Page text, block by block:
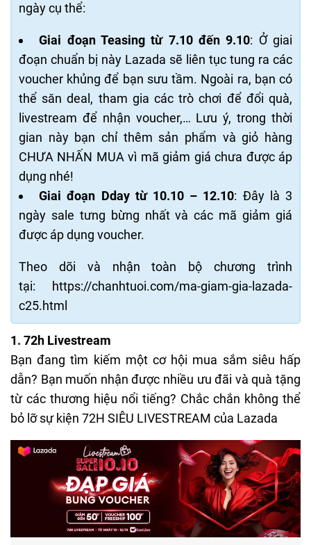
ngày cụ thể:
Giai đoạn Teasing từ 7.10 đến 9.10: Ở giai
đoạn chuẩn bị này Lazada sẽ liên tục tung ra các
voucher khủng để bạn sưu tầm. Ngoài ra, bạn có
thể săn deal, tham gia các trò chơi để đổi quà,
livestream để nhận voucher,… Lưu ý, trong thời
gian này bạn chỉ thêm sản phẩm và giỏ hàng
CHƯA NHẤN MUA vì mã giảm giá chưa được áp
dụng nhé!
Giai đoạn Dday từ 10.10 – 12.10: Đây là 3
ngày sale tưng bừng nhất và các mã giảm giá
được áp dụng voucher.
Theo dõi và nhận toàn bộ chương trình
tại: https://chanhtuoi.com/ma-giam-gia-lazada-
c25.html
1. 72h Livestream
Bạn đang tìm kiếm một cơ hội mua sắm siêu hấp
dẫn? Bạn muốn nhận được nhiều ưu đãi và quà tặng
từ các thương hiệu nổi tiếng? Chắc chắn không thể
bỏ lỡ sự kiện 72H SIÊU LIVESTREAM của Lazada